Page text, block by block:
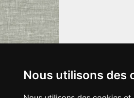
Nous utilisons des